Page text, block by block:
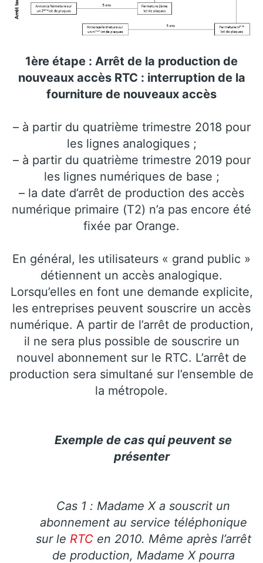
1ère étape : Arrêt de la production de
nouveaux accès RTC : interruption de la
fourniture de nouveaux accès
– à partir du quatrième trimestre 2018 pour
les lignes analogiques ;
– à partir du quatrième trimestre 2019 pour
les lignes numériques de base ;
– la date d’arrêt de production des accès
numérique primaire (T2) n’a pas encore été
fixée par Orange.
En général, les utilisateurs « grand public »
détiennent un accès analogique.
Lorsqu’elles en font une demande explicite,
les entreprises peuvent souscrire un accès
numérique. A partir de l’arrêt de production,
il ne sera plus possible de souscrire un
nouvel abonnement sur le RTC. L’arrêt de
production sera simultané sur l’ensemble de
la métropole.
Exemple de cas qui peuvent se
présenter
Cas 1 : Madame X a souscrit un
abonnement au service téléphonique
sur le RTC en 2010. Même après l’arrêt
de production, Madame X pourra